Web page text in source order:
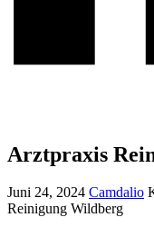
Arztpraxis
Juni 24, 2024 Camdalio
Reinigung Wildberg